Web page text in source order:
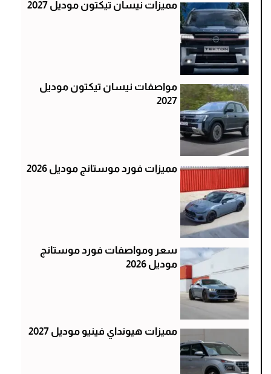
مميزات نيسان تيكتون موديل 2027
مواصفات نيسان تيكتون موديل
2027
مميزات فورد موستانج موديل 2026
سعر ومواصفات فورد موستانج
موديل 2026
مميزات هيونداي فينيو موديل 2027